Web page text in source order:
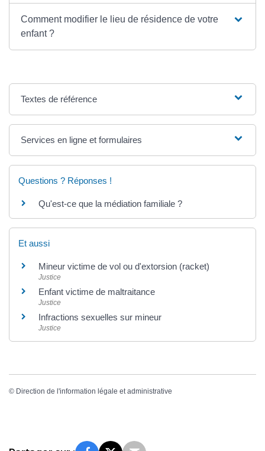
Comment modifier le lieu de résidence de votre
enfant ?
Textes de référence
Services en ligne et formulaires
Questions ? Réponses !
Qu'est-ce que la médiation familiale ?
Et aussi
Mineur victime de vol ou d'extorsion (racket)
Justice
Enfant victime de maltraitance
Justice
Infractions sexuelles sur mineur
Justice
© Direction de l'information légale et administrative